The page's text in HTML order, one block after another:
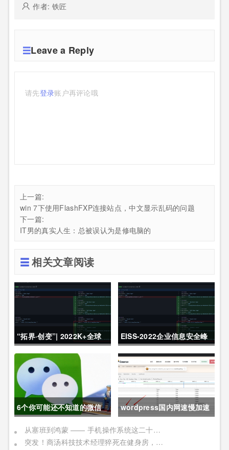
作者: 铁匠
Leave a Reply
请先登录账户再评论哦
上一篇:
win 7下使用FlashFXP连接站点，中文显示乱码的问题
下一篇:
IT男的真实人生：总被误认为是修电脑的
相关文章阅读
“拓界·创变”| 2022K+全球
软件研发行业创新峰会上海
站敬请期待！
EISS-2022企业信息安全峰
会之深圳站 10月28日成功
举办
6个你可能还不知道的微信
冷知识，每一个都令人相见
恨晚
wordpress国内网速慢加速
及防DDOS攻击快速CF切换
教程
从塞班到鸿蒙 —— 手机操作系统这二十年历程
突发！商汤科技技术经理猝死在健身房，网友：996福报何时是个头